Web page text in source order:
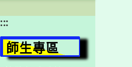
:::
師生專區